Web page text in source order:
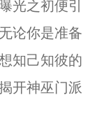
光之初便引
论你是准备
知己知彼的
开神巫门派